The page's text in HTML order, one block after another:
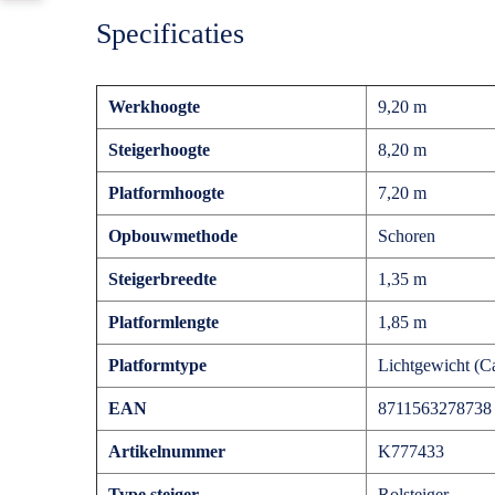
Specificaties
Werkhoogte 9,20 m
Steigerhoogte 8,20 m
Platformhoogte 7,20 m
Opbouwmethode Schoren
Steigerbreedte 1,35 m
Platformlengte 1,85 m
Platformtype Lichtgewicht
EAN 8711563278738
Artikelnummer K777433